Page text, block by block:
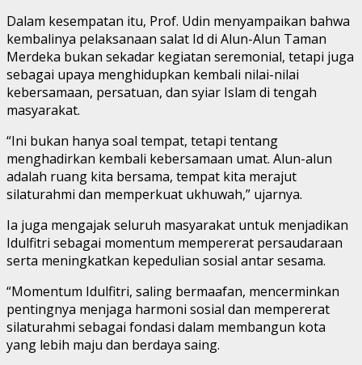
Dalam kesempatan itu, Prof. Udin menyampaikan bahwa
kembalinya pelaksanaan salat Id di Alun-Alun Taman
Merdeka bukan sekadar kegiatan seremonial, tetapi juga
sebagai upaya menghidupkan kembali nilai-nilai
kebersamaan, persatuan, dan syiar Islam di tengah
masyarakat.
“Ini bukan hanya soal tempat, tetapi tentang
menghadirkan kembali kebersamaan umat. Alun-alun
adalah ruang kita bersama, tempat kita merajut
silaturahmi dan memperkuat ukhuwah,” ujarnya.
Ia juga mengajak seluruh masyarakat untuk menjadikan
Idulfitri sebagai momentum mempererat persaudaraan
serta meningkatkan kepedulian sosial antar sesama.
“Momentum Idulfitri, saling bermaafan, mencerminkan
pentingnya menjaga harmoni sosial dan mempererat
silaturahmi sebagai fondasi dalam membangun kota
yang lebih maju dan berdaya saing.